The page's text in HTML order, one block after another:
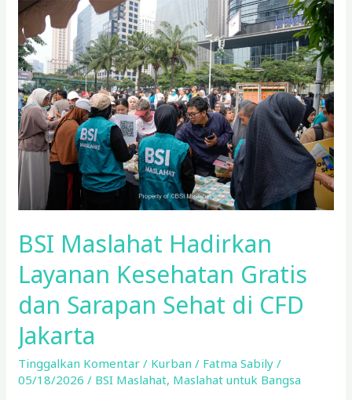
BSI Maslahat Hadirkan
Layanan Kesehatan Gratis
dan Sarapan Sehat di CFD
Jakarta
Tinggalkan Komentar / Kurban / Fatma Sabily/
05/18/2026/ BSI Maslahat, Maslahat untuk Bangsa
BSI
Maslahat
Hadirkan
Layanan
Kesehatan
Gratis
dan
Sarapan
Sehat
di
CFD